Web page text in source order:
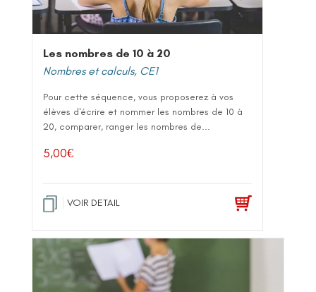
Les nombres de 10 à 20
Nombres et calculs, CE1
Pour cette séquence, vous proposerez à vos
élèves d'écrire et nommer les nombres de 10 à
20, comparer, ranger les nombres de...
5,00€
VOIR DETAIL